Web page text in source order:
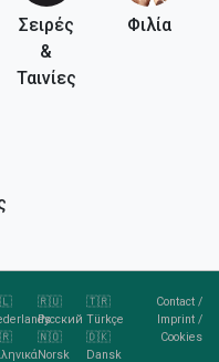
Σειρές
&
Ταινίες
Φιλία
🇷🇺
Русский
🇹🇷
Türkçe
🇳🇴
Norsk
🇩🇰
Dansk
Contact/
Imprint/
Cookies